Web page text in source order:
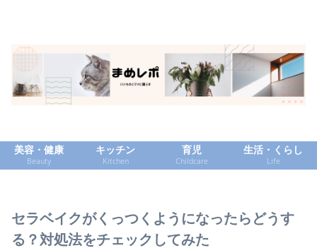
美容・健康
Beauty
キッチン
Kitchen
育児
Childcare
生活・くらし
Life
セラベイクがくっつくようになったらどうす
る？対処法をチェックしてみた